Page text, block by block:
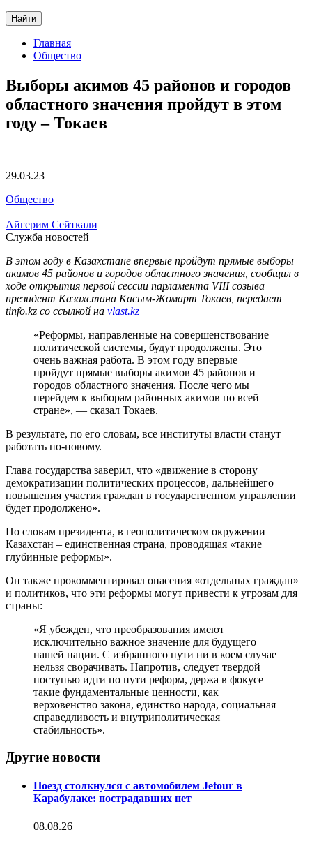
Найти
Главная
Общество
Выборы акимов 45 районов и городов
областного значения пройдут в этом
году – Токаев
29.03.23
Общество
Айгерим Сейткали
Служба новостей
В этом году в Казахстане впервые пройдут прямые выборы
акимов 45 районов и городов областного значения, сообщил в
ходе открытия первой сессии парламента VIII созыва
президент Казахстана Касым-Жомарт Токаев, передает
tinfo.kz со ссылкой на vlast.kz
«Реформы, направленные на совершенствование
политической системы, будут продолжены. Это
очень важная работа. В этом году впервые
пройдут прямые выборы акимов 45 районов и
городов областного значения. После чего мы
перейдем к выборам районных акимов по всей
стране», — сказал Токаев.
В результате, по его словам, все институты власти станут
работать по-новому.
Глава государства заверил, что «движение в сторону
демократизации политических процессов, дальнейшего
повышения участия граждан в государственном управлении
будет продолжено».
По словам президента, в геополитическом окружении
Казахстан – единственная страна, проводящая «такие
глубинные реформы».
Он также прокомментировал опасения «отдельных граждан»
и политиков, что эти реформы могут привести к угрозам для
страны:
«Я убежден, что преобразования имеют
исключительно важное значение для будущего
нашей нации. С избранного пути ни в коем случае
нельзя сворачивать. Напротив, следует твердой
поступью идти по пути реформ, держа в фокусе
такие фундаментальные ценности, как
верховенство закона, единство народа, социальная
справедливость и внутриполитическая
стабильность».
Другие новости
Поезд столкнулся с автомобилем Jetour в
Карабулаке: пострадавших нет
08.08.26